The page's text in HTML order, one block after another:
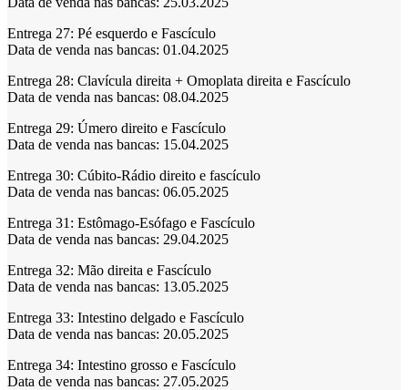
Entrega 27: Pé esquerdo e Fascículo
Data de venda nas bancas: 01.04.2025
Entrega 28: Clavícula direita + Omoplata direita e Fascículo
Data de venda nas bancas: 08.04.2025
Entrega 29: Úmero direito e Fascículo
Data de venda nas bancas: 15.04.2025
Entrega 30: Cúbito-Rádio direito e fascículo
Data de venda nas bancas: 06.05.2025
Entrega 31: Estômago-Esófago e Fascículo
Data de venda nas bancas: 29.04.2025
Entrega 32: Mão direita e Fascículo
Data de venda nas bancas: 13.05.2025
Entrega 33: Intestino delgado e Fascículo
Data de venda nas bancas: 20.05.2025
Entrega 34: Intestino grosso e Fascículo
Data de venda nas bancas: 27.05.2025